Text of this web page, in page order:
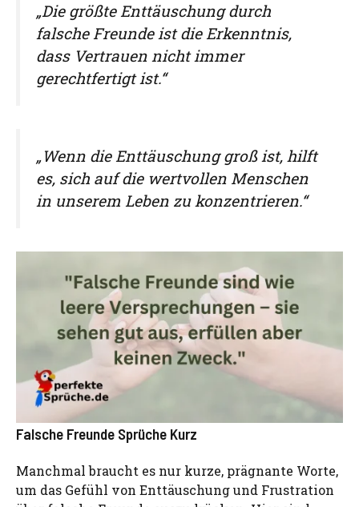
„Die größte Enttäuschung durch
falsche Freunde ist die Erkenntnis,
dass Vertrauen nicht immer
gerechtfertigt ist.“
„Wenn die Enttäuschung groß ist, hilft
es, sich auf die wertvollen Menschen
in unserem Leben zu konzentrieren.“
Falsche Freunde Sprüche Kurz
Manchmal braucht es nur kurze, prägnante Worte,
um das Gefühl von Enttäuschung und Frustration